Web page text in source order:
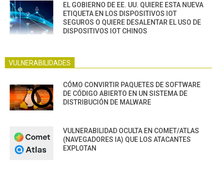
EL GOBIERNO DE EE. UU. QUIERE ESTA NUEVA
ETIQUETA EN LOS DISPOSITIVOS IOT
SEGUROS O QUIERE DESALENTAR EL USO DE
DISPOSITIVOS IOT CHINOS
VULNERABILIDADES
CÓMO CONVIRTIR PAQUETES DE SOFTWARE
DE CÓDIGO ABIERTO EN UN SISTEMA DE
DISTRIBUCIÓN DE MALWARE
VULNERABILIDAD OCULTA EN COMET/ATLAS
(NAVEGADORES IA) QUE LOS ATACANTES
EXPLOTAN